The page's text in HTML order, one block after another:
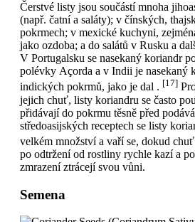
Čerstvé listy jsou součástí mnoha
(např. čatní a saláty); v čínských,
pokrmech; v mexické kuchyni,
jako ozdoba; a do salátů v Rusku a
V Portugalsku se nasekaný koriandr
polévky Açorda a v Indii je nasekaný
indických pokrmů, jako je dal . [17]
jejich chuť, listy koriandru se často
přidávají do pokrmu těsně před
středoasijských receptech se listy
velkém množství a vaří se, dokud
po odtržení od rostliny rychle kazí a
zmrazení ztrácejí svou vůni.
Semena